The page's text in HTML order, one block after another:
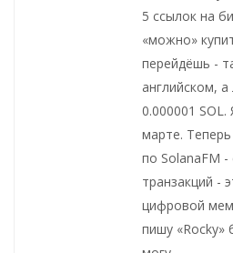
5 ссылок на
«можно»
перейдёшь -
английском,
0.000001
марте.
по SolanaFM -
транзакций -
цифровой
пишу «Rocky»